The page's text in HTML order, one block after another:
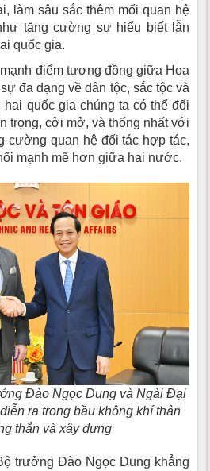
làm sâu sắc thêm mối quan hệ
tăng cường sự hiểu biết lẫn
quốc gia.
điểm tương đồng giữa Hoa
đa dạng về dân tộc, sắc tộc và
quốc gia chúng ta có thể đối
trọng, cởi mở, và thống nhất với
cường quan hệ đối tác hợp tác,
mạnh mẽ hơn giữa hai nước.
Đào Ngọc Dung và Ngài Đại
ra trong bầu không khí thân
thắn và xây dựng
trưởng Đào Ngọc Dung khẳng